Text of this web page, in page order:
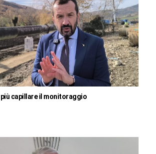
capillare il monitoraggio